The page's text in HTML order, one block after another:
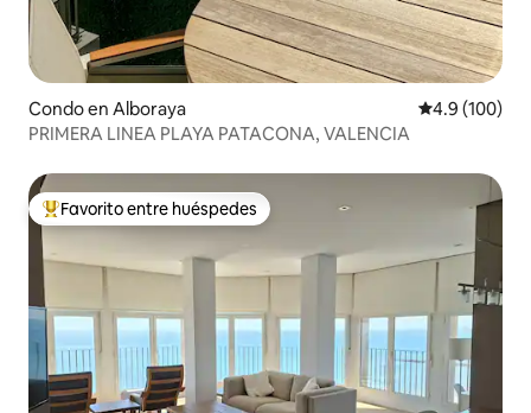
Condo en Alboraya Calificación
4.9 (100)
PRIMERA LINEA PLAYA PATACONA, VALENCIA
Favorito entre huéspedes preferido
Favorito entre huéspedes